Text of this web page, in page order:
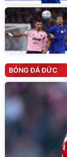
BÓNG ĐÁ ĐỨC